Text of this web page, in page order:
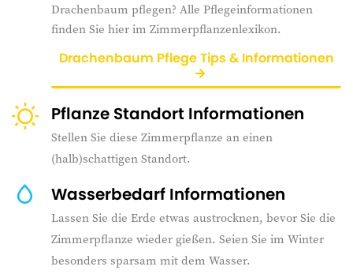
Drachenbaum pflegen? Alle Pflegeinformationen
finden Sie hier im Zimmerpflanzenlexikon.
Drachenbaum Pflege Tips & Informationen
Pflanze Standort Informationen
Stellen Sie diese Zimmerpflanze an einen
(halb)schattigen Standort.
Wasserbedarf Informationen
Lassen Sie die Erde etwas austrocknen, bevor Sie die
Zimmerpflanze wieder gießen. Seien Sie im Winter
besonders sparsam mit dem Wasser.